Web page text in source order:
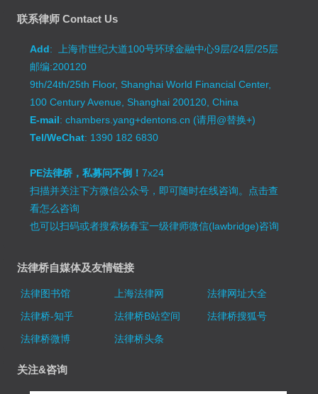
联系律师 Contact Us
Add: 上海市世纪大道100号环球金融中心9层/24层/25层
邮编:200120
9th/24th/25th Floor, Shanghai World Financial Center,
100 Century Avenue, Shanghai 200120, China
E-mail: chambers.yang+dentons.cn (请用@替换+)
Tel/WeChat: 1390 182 6830
PE法律桥，私募问不倒！7x24
扫描并关注下方微信公众号，即可随时在线咨询。 点击查
看怎么咨询
也可以扫码或者搜索杨春宝一级律师微信(lawbridge)咨询
法律桥自媒体及友情链接
法律图书馆 上海法律网
法律网址大全
法律桥-知乎
法律桥B站空间
法律桥搜狐号
法律桥微博
法律桥头条
关注&咨询